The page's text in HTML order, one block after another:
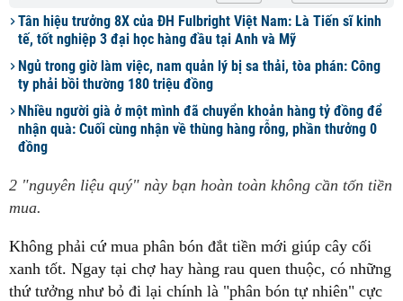
Tân hiệu trưởng 8X của ĐH Fulbright Việt Nam: Là Tiến sĩ kinh
tế, tốt nghiệp 3 đại học hàng đầu tại Anh và Mỹ
Ngủ trong giờ làm việc, nam quản lý bị sa thải, tòa phán: Công
ty phải bồi thường 180 triệu đồng
Nhiều người già ở một mình đã chuyển khoản hàng tỷ đồng để
nhận quà: Cuối cùng nhận về thùng hàng rỗng, phần thưởng 0
đồng
2 "nguyên liệu quý" này bạn hoàn toàn không cần tốn tiền
mua.
Không phải cứ mua phân bón đắt tiền mới giúp cây cối
xanh tốt. Ngay tại chợ hay hàng rau quen thuộc, có những
thứ tưởng như bỏ đi lại chính là "phân bón tự nhiên" cực